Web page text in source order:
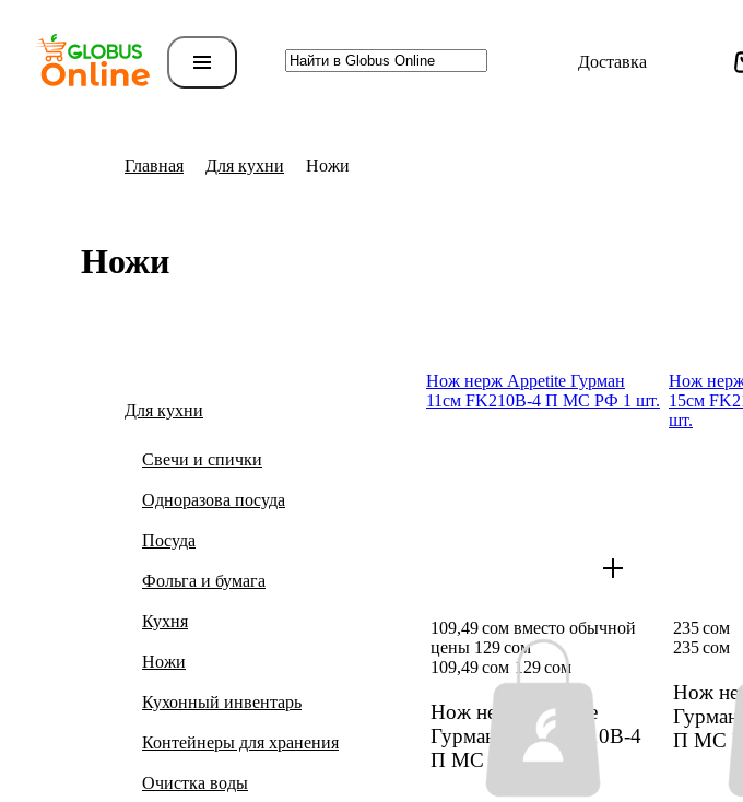
Доставка
Главная Для кухни Ножи
Ножи
Для кухни
Свечи и спички
Одноразова посуда
Посуда
Фольга и бумага
Кухня
Ножи
Кухонный инвентарь
Контейнеры для хранения
Очистка воды
Нож нерж Appetite Гурман
11см FK210B-4 П МС РФ 1 шт.
Нож нерж Appetite
Гурман 11см FK210B-4
П МС РФ 1 шт.
109,49 сом вместо обычной
цены 129 сом
109,49 сом 129 сом
Нож
15см
шт.
Нож
П МС
235 сом
235 сом